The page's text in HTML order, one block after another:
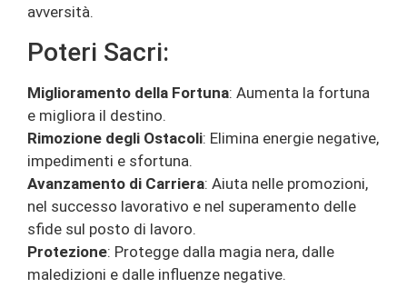
avversità.
Poteri Sacri:
Miglioramento della Fortuna: Aumenta la fortuna
e migliora il destino.
Rimozione degli Ostacoli: Elimina energie negative,
impedimenti e sfortuna.
Avanzamento di Carriera: Aiuta nelle promozioni,
nel successo lavorativo e nel superamento delle
sfide sul posto di lavoro.
Protezione: Protegge dalla magia nera, dalle
maledizioni e dalle influenze negative.